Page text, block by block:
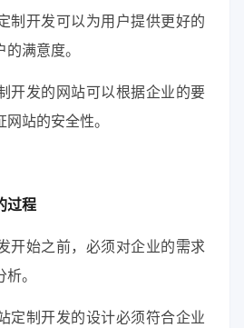
制开发可以为用户提供更好的
满意度。
开发的网站可以根据企业的要
站的安全性。
过程
开始之前，必须对企业的需求
。
定制开发的设计必须符合企业